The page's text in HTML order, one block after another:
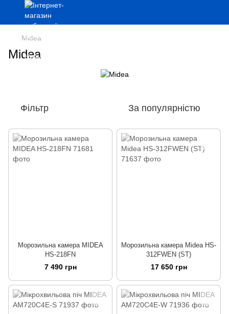
Midea
Midea
Фільтр За популярністю
Морозильна камера MIDEA
HS-218FN
7 490 грн
Морозильна камера Midea HS-
312FWEN (ST)
17 650 грн